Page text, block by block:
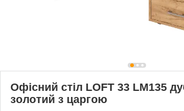
Офісний стіл LOFT 33 LM135
золотий з царгою